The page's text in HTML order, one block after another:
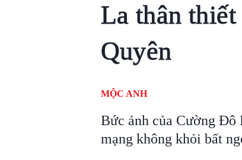
La thân
Quyên
MỘC ANH
Bức ảnh của Cường
mạng không khỏi bất